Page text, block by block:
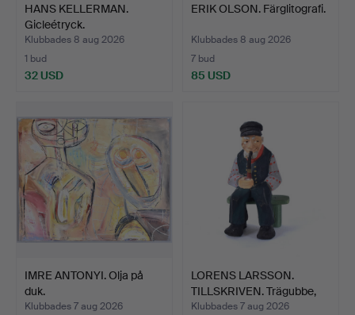
HANS KELLERMAN.
Gicleétryck.
Klubbades 8 aug 2026
1 bud
32 USD
ERIK OLSON. Färglitografi.
Klubbades 8 aug 2026
7 bud
85 USD
IMRE ANTONYI. Olja på
duk.
Klubbades 7 aug 2026
LORENS LARSSON.
TILLSKRIVEN. Trägubbe,
bem…
Klubbades 7 aug 2026